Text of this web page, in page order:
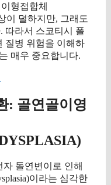
형접합체
이 덜하지만, 그래도
따라서 스코티시 폴
질병 위험을 이해하
매우 중요합니다.
: 골연골이영
돌연변이로 인해
이라는 심각한